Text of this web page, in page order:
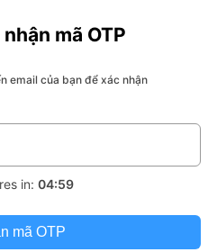
mã OTP
email của bạn để xác nhận
in: 04:59
mã OTP